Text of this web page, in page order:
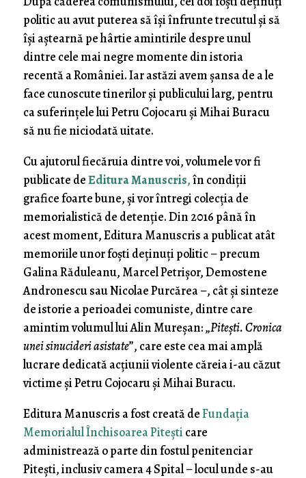
politic au avut puterea să își înfrunte trecutul și să
își aștearnă pe hârtie amintirile despre unul
dintre cele mai negre momente din istoria
recentă a României. Iar astăzi avem șansa de a le
face cunoscute tinerilor și publicului larg, pentru
ca suferințele lui Petru Cojocaru și Mihai Buracu
să nu fie niciodată uitate.
Cu ajutorul fiecăruia dintre voi, volumele vor fi
publicate deEditura Manuscris,în condiții
grafice foarte bune, și vor întregi colecția de
memorialistică de detenție. Din 2016 până în
acest moment, Editura Manuscris a publicat atât
memoriile unor foști deținuți politic – precum
Galina Răduleanu, Marcel Petrișor, Demostene
Andronescu sau Nicolae Purcărea –, cât și sinteze
de istorie a perioadei comuniste, dintre care
amintim volumul lui Alin Mureșan: „Pitești. Cronica
unei sinucideri asistate”, care este cea mai amplă
lucrare dedicată acțiunii violente căreia i-au căzut
victime și Petru Cojocaru și Mihai Buracu.
Editura Manuscris a fost creată deFundația
Memorialul Închisoarea Pitești care
administrează o parte din fostul penitenciar
Pitești, inclusiv camera 4 Spital – locul unde s-au